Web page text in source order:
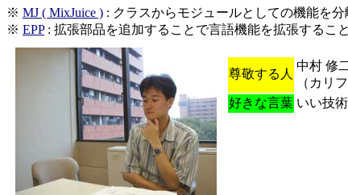
※ MJ ( MixJuice ) : クラスからモジュールとしての機能を
※ EPP: 拡張部品を追加することで言語機能を拡張するこ
尊敬する人
中村 修
（カリ
好きな言葉 いい技